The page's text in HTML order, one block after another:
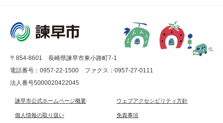
〒854-8601 長崎県諫早市東小路町7-1
電話番号：0957-22-1500
ファクス：0957-27-0111
法人番号5000020422045
諫早市公式ホームページ概要 ウェブアクセシビリティ方針
個人情報の取り扱い 免責事項